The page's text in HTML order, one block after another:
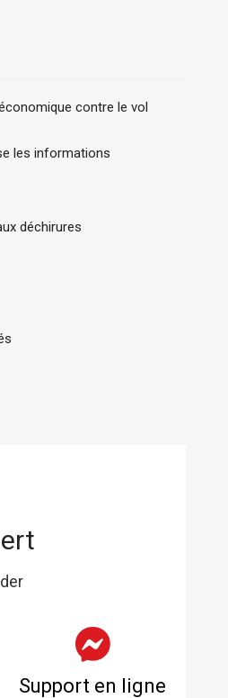
contre le vol
les informations
déchirures
Support en ligne